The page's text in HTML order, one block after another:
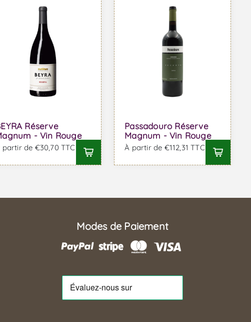
Réserve
- Vin Rouge
partir de €30,70 TTC
Passadouro Réserve
Magnum - Vin Rouge
À partir de €112,31 TTC
Modes de Paiement